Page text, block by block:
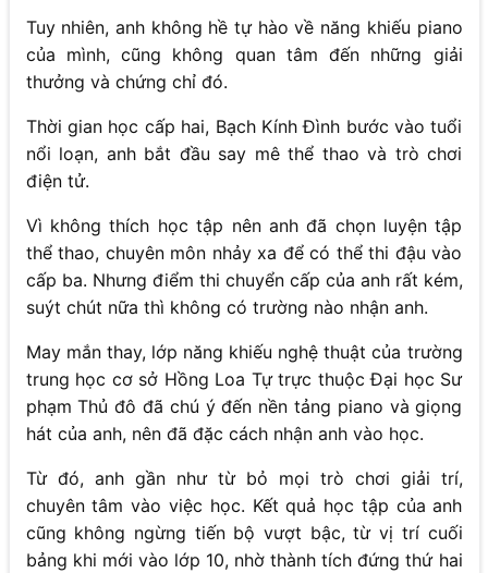
Tuy nhiên, anh không hề tự hào về năng khiếu piano
của mình, cũng không quan tâm đến những giải
thưởng và chứng chỉ đó.
Thời gian học cấp hai, Bạch Kính Đình bước vào tuổi
nổi loạn, anh bắt đầu say mê thể thao và trò chơi
điện tử.
Vì không thích học tập nên anh đã chọn luyện tập
thể thao, chuyên môn nhảy xa để có thể thi đậu vào
cấp ba. Nhưng điểm thi chuyển cấp của anh rất kém,
suýt chút nữa thì không có trường nào nhận anh.
May mắn thay, lớp năng khiếu nghệ thuật của trường
trung học cơ sở Hồng Loa Tự trực thuộc Đại học Sư
phạm Thủ đô đã chú ý đến nền tảng piano và giọng
hát của anh, nên đã đặc cách nhận anh vào học.
Từ đó, anh gần như từ bỏ mọi trò chơi giải trí,
chuyên tâm vào việc học. Kết quả học tập của anh
cũng không ngừng tiến bộ vượt bậc, từ vị trí cuối
bảng khi mới vào lớp 10, nhờ thành tích đứng thứ hai